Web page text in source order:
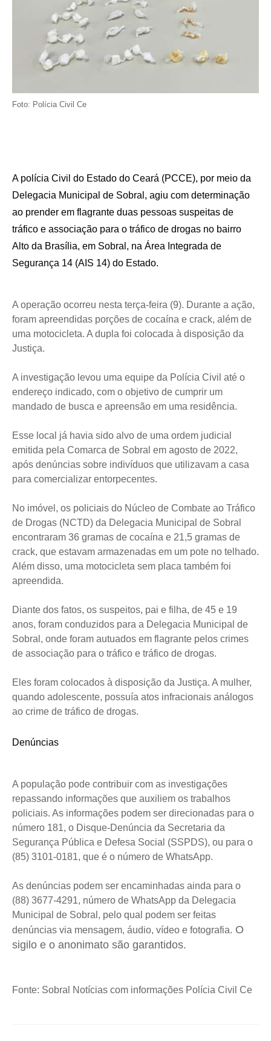
Foto: Polícia Civil Ce
A polícia Civil do Estado do Ceará (PCCE), por meio da
Delegacia Municipal de Sobral, agiu com determinação
ao prender em flagrante duas pessoas suspeitas de
tráfico e associação para o tráfico de drogas no bairro
Alto da Brasília, em Sobral, na Área Integrada de
Segurança 14 (AIS 14) do Estado.
A operação ocorreu nesta terça-feira (9). Durante a ação,
foram apreendidas porções de cocaína e crack, além de
uma motocicleta. A dupla foi colocada à disposição da
Justiça.
A investigação levou uma equipe da Polícia Civil até o
endereço indicado, com o objetivo de cumprir um
mandado de busca e apreensão em uma residência.
Esse local já havia sido alvo de uma ordem judicial
emitida pela Comarca de Sobral em agosto de 2022,
após denúncias sobre indivíduos que utilizavam a casa
para comercializar entorpecentes.
No imóvel, os policiais do Núcleo de Combate ao Tráfico
de Drogas (NCTD) da Delegacia Municipal de Sobral
encontraram 36 gramas de cocaína e 21,5 gramas de
crack, que estavam armazenadas em um pote no telhado.
Além disso, uma motocicleta sem placa também foi
apreendida.
Diante dos fatos, os suspeitos, pai e filha, de 45 e 19
anos, foram conduzidos para a Delegacia Municipal de
Sobral, onde foram autuados em flagrante pelos crimes
de associação para o tráfico e tráfico de drogas.
Eles foram colocados à disposição da Justiça. A mulher,
quando adolescente, possuía atos infracionais análogos
ao crime de tráfico de drogas.
Denúncias
A população pode contribuir com as investigações
repassando informações que auxiliem os trabalhos
policiais. As informações podem ser direcionadas para o
número 181, o Disque-Denúncia da Secretaria da
Segurança Pública e Defesa Social (SSPDS), ou para o
(85) 3101-0181, que é o número de WhatsApp.
As denúncias podem ser encaminhadas ainda para o
(88) 3677-4291, número de WhatsApp da Delegacia
Municipal de Sobral, pelo qual podem ser feitas
denúncias via mensagem, áudio, vídeo e fotografia. O
sigilo e o anonimato são garantidos.
Fonte: Sobral Notícias com informações Polícia Civil Ce